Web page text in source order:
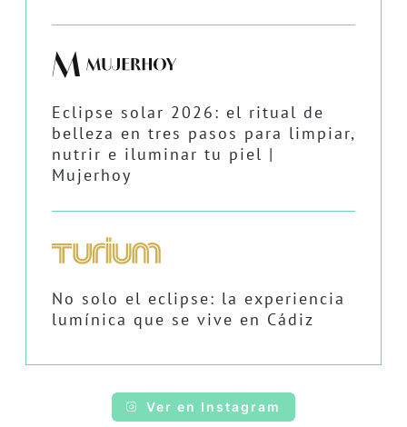
Eclipse solar 2026: el ritual de
belleza en tres pasos para limpiar,
nutrir e iluminar tu piel |
Mujerhoy
No solo el eclipse: la experiencia
lumínica que se vive en Cádiz
Ver en Instagram